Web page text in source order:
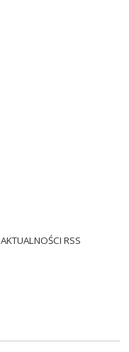
AKTUALNOŚCI RSS